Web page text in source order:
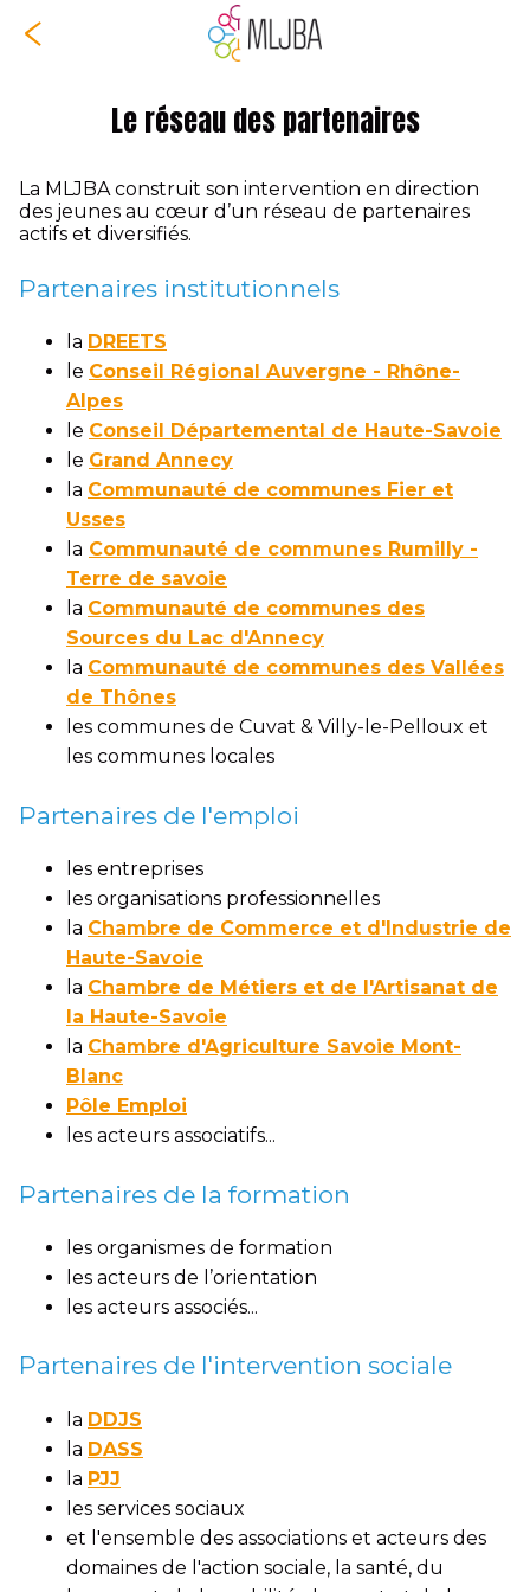
Le réseau des partenaires
La MLJBA construit son intervention en direction
des jeunes au cœur d’un réseau de partenaires
actifs et diversifiés.
Partenaires institutionnels
la DREETS
le Conseil Régional Auvergne - Rhône-
Alpes
le Conseil Départemental de Haute-Savoie
le Grand Annecy
la Communauté de communes Fier et
Usses
la Communauté de communes Rumilly -
Terre de savoie
la Communauté de communes des
Sources du Lac d'Annecy
la Communauté de communes des Vallées
de Thônes
les communes de Cuvat & Villy-le-Pelloux et
les communes locales
Partenaires de l'emploi
les entreprises
les organisations professionnelles
la Chambre de Commerce et d'Industrie de
Haute-Savoie
la Chambre de Métiers et de l'Artisanat de
la Haute-Savoie
la Chambre d'Agriculture Savoie Mont-
Blanc
Pôle Emploi
les acteurs associatifs...
Partenaires de la formation
les organismes de formation
les acteurs de l’orientation
les acteurs associés...
Partenaires de l'intervention sociale
la DDJS
la DASS
la PJJ
les services sociaux
et l'ensemble des associations et acteurs des
domaines de l'action sociale, la santé, du